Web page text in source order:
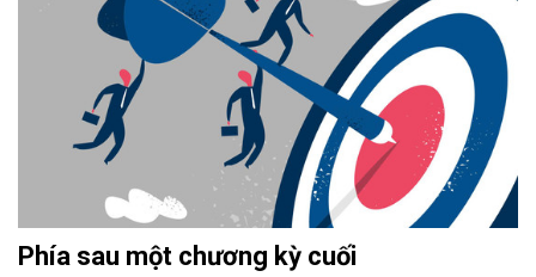
Phía sau một chương kỳ cuối